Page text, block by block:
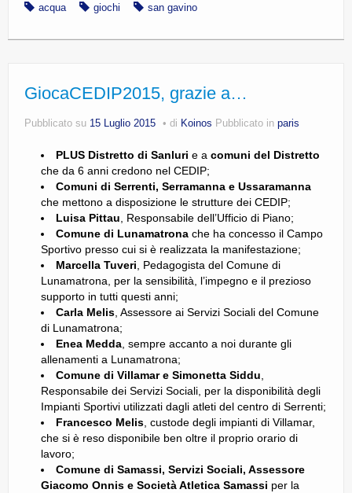
acqua giochi san gavino
GiocaCEDIP2015, grazie a…
Pubblicato su 15 Luglio 2015 di Koinos Pubblicato in paris
PLUS Distretto di Sanluri e a comuni del Distretto
che da 6 anni credono nel CEDIP;
Comuni di Serrenti, Serramanna e Ussaramanna
che mettono a disposizione le strutture dei CEDIP;
Luisa Pittau , Responsabile dell’Ufficio di Piano;
Comune di Lunamatrona che ha concesso il Campo
Sportivo presso cui si è realizzata la manifestazione;
Marcella Tuveri , Pedagogista del Comune di
Lunamatrona, per la sensibilità, l’impegno e il prezioso
supporto in tutti questi anni;
Carla Melis , Assessore ai Servizi Sociali del Comune
di Lunamatrona;
Enea Medda , sempre accanto a noi durante gli
allenamenti a Lunamatrona;
Comune di Villamar e Simonetta Siddu
Responsabile dei Servizi Sociali, per la disponibilità degli
Impianti Sportivi utilizzati dagli atleti del centro di Serrenti;
Francesco Melis , custode degli impianti di Villamar,
che si è reso disponibile ben oltre il proprio orario di
lavoro;
Comune di Samassi, Servizi Sociali, Assessore
Giacomo Onnis e Società Atletica Samassi per la